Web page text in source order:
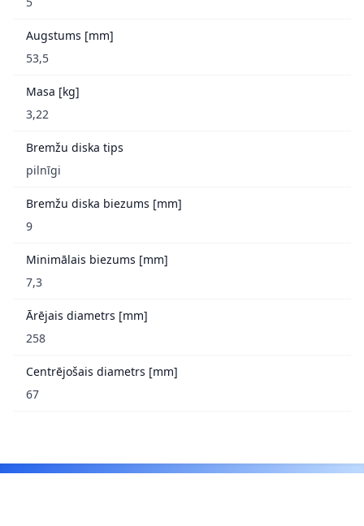
Augstums [mm]
53,5
Masa [kg]
3,22
Bremžu diska tips
pilnīgi
Bremžu diska biezums [mm]
9
Minimālais biezums [mm]
7,3
Ārējais diametrs [mm]
258
Centrējošais diametrs [mm]
67